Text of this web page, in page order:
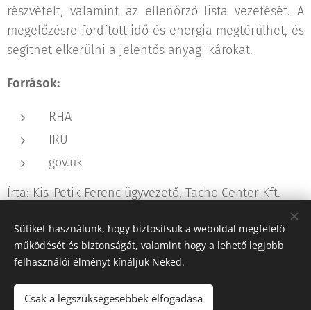
részvételt, valamint az ellenőrző lista vezetését. A
megelőzésre fordított idő és energia megtérülhet, és
segíthet elkerülni a jelentős anyagi károkat.
Források:
RHA
IRU
gov.uk
Írta: Kis-Petik Ferenc ügyvezető, Tacho Center Kft.
Share
Sütiket használunk, hogy biztosítsuk a weboldal megfelelő
működését és biztonságát, valamint hogy a lehető legjobb
felhasználói élményt kínáljuk Neked.
Csak a legszükségesebbek elfogadása